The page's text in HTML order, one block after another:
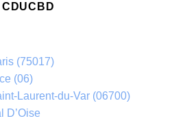
(75017)
(06)
Laurent-du-Var (06700)
D’Oise